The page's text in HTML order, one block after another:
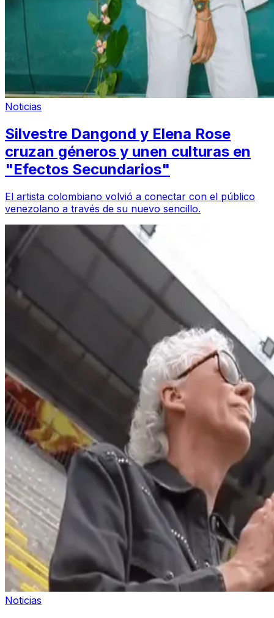
Noticias
Silvestre Dangond y Elena Rose
cruzan géneros y unen culturas en
"Efectos Secundarios"
El artista colombiano volvió a conectar con el público
venezolano a través de su nuevo sencillo.
Noticias